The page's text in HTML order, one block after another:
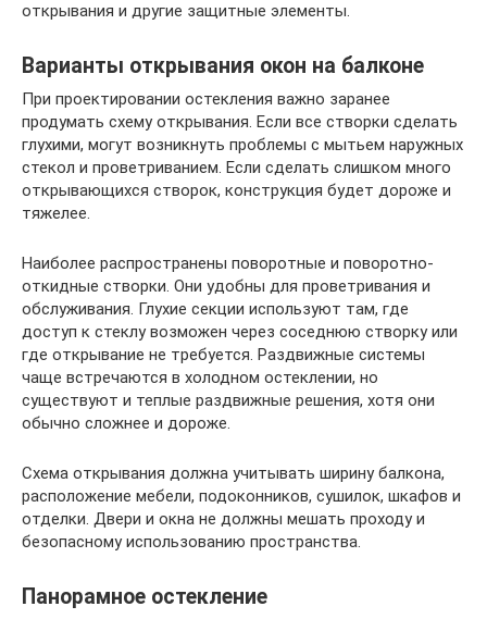
открывания и другие защитные элементы.
Варианты открывания окон на балконе
При проектировании остекления важно заранее
продумать схему открывания. Если все створки сделать
глухими, могут возникнуть проблемы с мытьем наружных
стекол и проветриванием. Если сделать слишком много
открывающихся створок, конструкция будет дороже и
тяжелее.
Наиболее распространены поворотные и поворотно-
откидные створки. Они удобны для проветривания и
обслуживания. Глухие секции используют там, где
доступ к стеклу возможен через соседнюю створку или
где открывание не требуется. Раздвижные системы
чаще встречаются в холодном остеклении, но
существуют и теплые раздвижные решения, хотя они
обычно сложнее и дороже.
Схема открывания должна учитывать ширину балкона,
расположение мебели, подоконников, сушилок, шкафов и
отделки. Двери и окна не должны мешать проходу и
безопасному использованию пространства.
Панорамное остекление